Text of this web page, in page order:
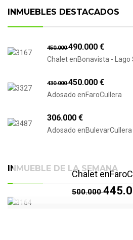
INMUEBLES DESTACADOS
450.000490.000 €
Chalet enBonavista - Lago
430.000450.000 €
Adosado enFaroCullera
306.000 €
Adosado enBulevarCullera
INMUEBLE DE LA SEMANA
Chalet
500.000